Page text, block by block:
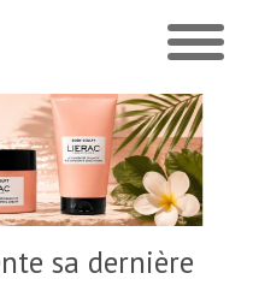
sa dernière